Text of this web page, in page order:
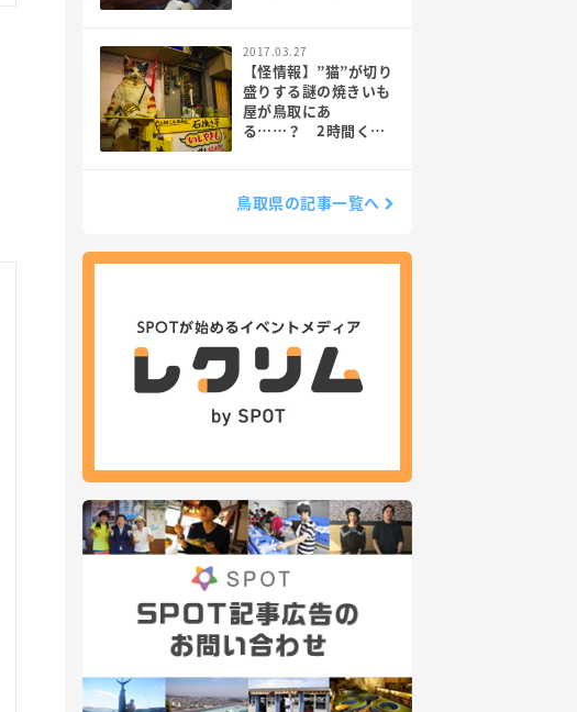
2017.03.27
【怪情報】”猫”が切り
盛りする謎の焼きいも
屋が鳥取にあ
る……？ 2時間くら
鳥取県の記事一覧へ